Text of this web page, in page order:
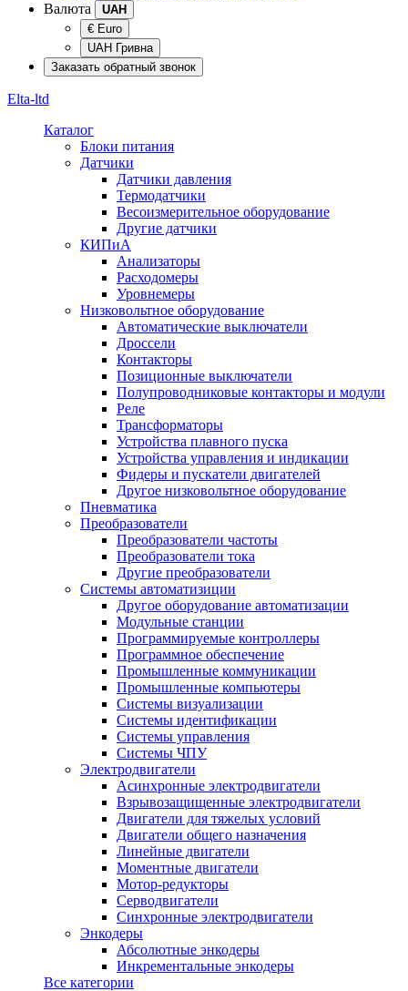
Валюта
UAH
€ Euro
UAH Гривна
Заказать обратный звонок
Elta-ltd
Каталог
Блоки питания
Датчики
Датчики давления
Термодатчики
Весоизмерительное оборудование
Другие датчики
КИПиА
Анализаторы
Расходомеры
Уровнемеры
Низковольтное оборудование
Автоматические выключатели
Дроссели
Контакторы
Позиционные выключатели
Полупроводниковые контакторы и модули
Реле
Трансформаторы
Устройства плавного пуска
Устройства управления и индикации
Фидеры и пускатели двигателей
Другое низковольтное оборудование
Пневматика
Преобразователи
Преобразователи частоты
Преобразователи тока
Другие преобразователи
Системы автоматизиции
Другое оборудование автоматизации
Модульные станции
Программируемые контроллеры
Программное обеспечение
Промышленные коммуникации
Промышленные компьютеры
Системы визуализации
Системы идентификации
Системы управления
Системы ЧПУ
Электродвигатели
Асинхронные электродвигатели
Взрывозащищенные электродвигатели
Двигатели для тяжелых условий
Двигатели общего назначения
Линейные двигатели
Моментные двигатели
Мотор-редукторы
Серводвигатели
Синхронные электродвигатели
Энкодеры
Абсолютные энкодеры
Инкрементальные энкодеры
Все категории